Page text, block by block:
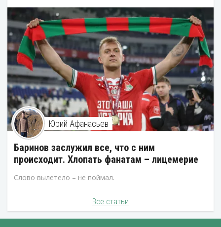
Юрий Афанасьев
Баринов заслужил все, что с ним
происходит. Хлопать фанатам – лицемерие
Слово вылетело – не поймал.
Все статьи